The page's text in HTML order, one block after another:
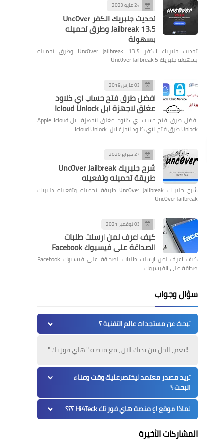
24 مايو 2020
تحديث جلبريك انكفر Unc0ver
Jailbreak 13.5 وطرق تحميله
بسهولة
تحديث جلبريك انكفر Unc0ver Jailbreak 13.5 وطرق تحميله
بسهولة جلبريك Unc0ver Jailbreak 5
02 مارس 2019
افضل طرق فتح حساب اي كلاود
مغلق لاجهزة ابل Icloud Unlock
افضل طرق فتح حساب اي كلاود مغلق لاجهزة ابل Apple Icloud
Unlock طرق فتح الاي كلاود لاجزة آبل Icloud Unlock
27 فبراير 2020
شرح جلبريك Unc0ver Jailbreak
طريقة تحميله وتفعيله
شرح جلبريك Unc0ver Jailbreak طريقة تحميله وتفعيله جلبريك
Unc0ver Jailbreak
03 نوفمبر 2021
كيف اعرف لمن ارسلت طلبات
الصداقة على فيسبوك Facebook
كيف اعرف لمن ارسلت طلبات الصداقة على فيسبوك Facebook
صداقة على الفيسبوك
سؤال وجواب
تبحث عن مستجدات عالم التقنية ؟
!!نعم , الحل بين يديك الان ، مع منصة " هاي فور تك "
تريد مصدر معتمد ليختصرعليك وقت وعناء
البحث ؟
لماذا موقع او منصة هاي فور تك Hi4Teck ؟؟؟
المشاركات الأخيرة